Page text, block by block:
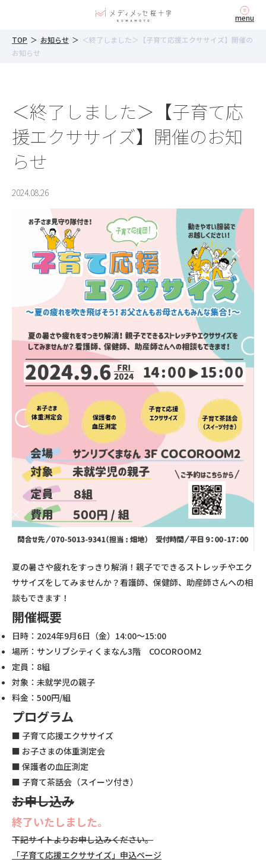
menu
TOP ＞ お知らせ ＞ ＜終了しました＞【子育て応援エクササイズ】開催の
お知らせ
＜終了しました＞【子育て応
援エクササイズ】開催のお知
らせ
2024.08.26
夏の暑さや疲れをすっきり解消！親子でできるストレッチやエク
ササイズをしてみませんか？看護師、保健師、助産師さんへの相
談もできます！
開催概要
日時：2024年9月6日（金）14:00～15:00
場所：サンリブシティくまなん3階 COCOROOM2
定員：8組
対象：未就学児の親子
料金：500円/組
プログラム
■ 子育て応援エクササイズ
■ お子さまの体重測定会
■ 保護者の血圧測定
■ 子育て茶話会（スイーツ付き）
お申し込み
終了いたしました。
下記サイトよりお申し込みください。
「子育て応援エクササイズ」申込ページ